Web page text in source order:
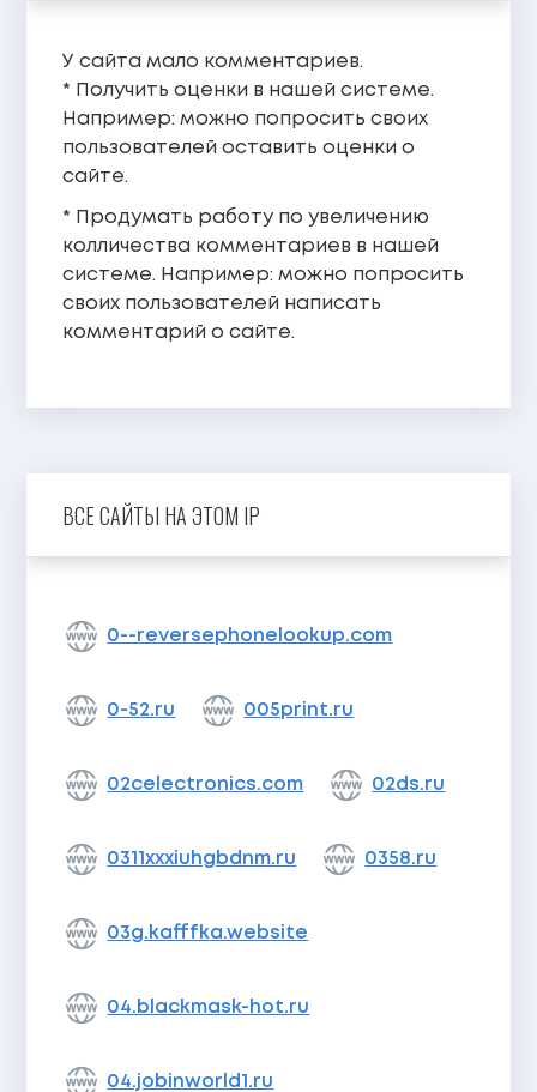
У сайта мало комментариев.
* Получить оценки в нашей системе.
Например: можно попросить своих
пользователей оставить оценки о
сайте.
* Продумать работу по увеличению
колличества комментариев в нашей
системе. Например: можно попросить
своих пользователей написать
комментарий о сайте.
ВСЕ САЙТЫ НА ЭТОМ IP
0--reversephonelookup.com
0-52.ru 005print.ru
02celectronics.com 02ds.ru
0311xxxiuhgbdnm.ru 0358.ru
03g.kafffka.website
04.blackmask-hot.ru
04.jobinworld1.ru